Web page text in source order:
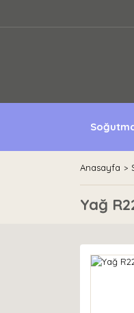
Anasayfa
Yağ